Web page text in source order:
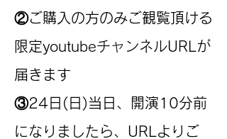
②ご購入の方のみご観覧頂ける
限定youtubeチャンネルURLが
届きます
③24日(日)当日、開演10分前
になりましたら、URLよりご